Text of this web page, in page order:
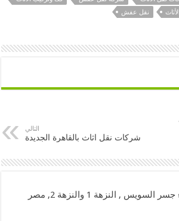
نقل عفش
التالي
شركات نقل اثاث بالقاهرة الجديدة
نقل عفش مدينة قباء جسر السويس , النزهة 1 والنزهة 2, مصر